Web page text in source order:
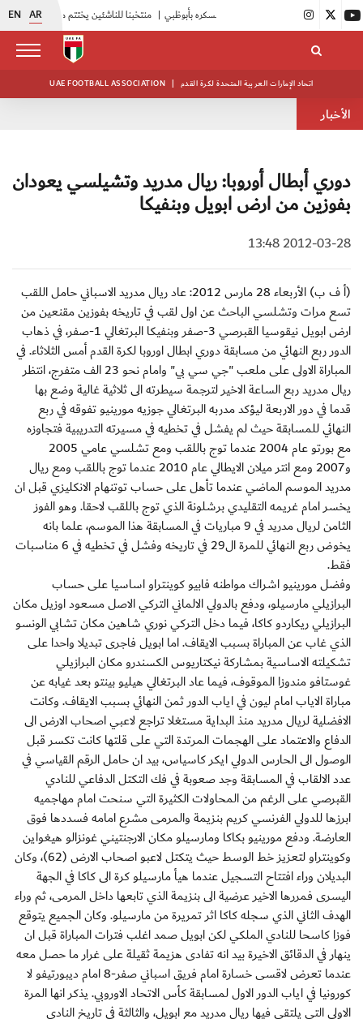
EN AR منتخبنا للناشئين يختتم معسكره الخارجي في صربيا |
UAE FOOTBALL ASSOCIATION | اتحاد الإمارات العربية المتحدة لكرة القدم
الأخبار
دوري أبطال أوروبا: ريال مدريد وتشيلسي يعودان
بفوزين من ارض ابويل وبنفيكا
2012-03-28 13:48
(أ ف ب) الأربعاء 28 مارس 2012: عاد ريال مدريد الاسباني حامل اللقب
تسع مرات وتشلسي الباحث عن اول لقب في تاريخه بفوزين مقنعين من
ارض ابويل نيقوسيا القبرصي 3-صفر وبنفيكا البرتغالي 1-صفر، في ذهاب
الدور ربع النهائي من مسابقة دوري ابطال اوروبا لكرة القدم أمس الثلاثاء. في
المباراة الاولى على ملعب "جي سي بي" وامام نحو 23 الف متفرج، انتظر
ريال مدريد ربع الساعة الاخير لترجمة سيطرته الى ثلاثية غالية وضع بها
قدما في دور الاربعة ليؤكد مدربه البرتغالي جوزيه مورينيو تفوقه في ربع
النهائي للمسابقة حيث لم يفشل في تخطيه في مسيرته التدريبية فتجاوزه
مع بورتو عام 2004 عندما توج باللقب ومع تشلسي عامي 2005
و2007 ومع انتر ميلان الايطالي عام 2010 عندما توج باللقب ومع ريال
مدريد الموسم الماضي عندما تأهل على حساب توتنهام الانكليزي قبل ان
يخسر امام غريمه التقليدي برشلونة الذي توج باللقب لاحقا. وهو الفوز
الثامن لريال مدريد في 9 مباريات في المسابقة هذا الموسم، علما بانه
يخوض ربع النهائي للمرة ال29 في تاريخه وفشل في تخطيه في 6 مناسبات
فقط.
وفضل مورينيو اشراك مواطنه فابيو كوينتراو اساسيا على حساب
البرازيلي مارسيلو، ودفع بالدولي الالماني التركي الاصل مسعود اوزيل مكان
البرازيلي ريكاردو كاكا، فيما دخل التركي نوري شاهين مكان تشابي الونسو
الذي غاب عن المباراة بسبب الايقاف. اما ابويل فاجرى تبديلا واحدا على
تشكيلته الاساسية بمشاركة نيكتاريوس الكسندرو مكان البرازيلي
غوستافو مندوزا الموقوف، فيما عاد البرتغالي هيليو بينتو بعد غيابه عن
مباراة الاياب امام ليون في اياب الدور ثمن النهائي بسبب الايقاف. وكانت
الافضلية لريال مدريد منذ البداية مستغلا تراجع لاعبي اصحاب الارض الى
الدفاع والاعتماد على الهجمات المرتدة التي على قلتها كانت تكسر قبل
الوصول الى الحارس الدولي ايكر كاسياس، بيد ان حامل الرقم القياسي في
عدد الالقاب في المسابقة وجد صعوبة في فك التكتل الدفاعي للنادي
القبرصي على الرغم من المحاولات الكثيرة التي سنحت امام مهاجميه
ابرزها للدولي الفرنسي كريم بنزيمة والمرمى مشرع امامه فسددها فوق
العارضة. ودفع مورينيو بكاكا ومارسيلو مكان الارجنتيني غونزالو هيغواين
وكوينتراو لتعزيز خط الوسط حيث يتكتل لاعبو اصحاب الارض (62)، وكان
البديلان وراء افتتاح التسجيل عندما هيأ مارسيلو كرة الى كاكا في الجهة
اليسرى فمررها الاخير عرضية الى بنزيمة الذي تابعها داخل المرمى، ثم وراء
الهدف الثاني الذي سجله كاكا اثر تمريرة من مارسيلو. وكان الجميع يتوقع
فوزا كاسحا للنادي الملكي لكن ابويل صمد اغلب فترات المباراة قبل ان
ينهار في الدقائق الاخيرة بيد انه تفادى هزيمة ثقيلة على غرار ما حصل معه
عندما تعرض لاقسى خسارة امام فريق اسباني صفر-8 امام ديبورتيفو لا
كورونيا في اياب الدور الاول لمسابقة كأس الاتحاد الاوروبي. يذكر انها المرة
الاولى التي يلتقي فيها ريال مدريد مع ابويل، والثالثة في تاريخ النادي